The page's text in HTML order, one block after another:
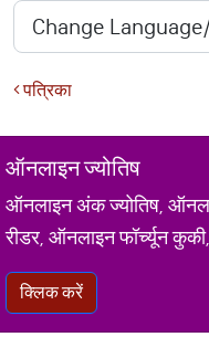
पत्रिका
ऑनलाइन ज्योतिष
ऑनलाइन अंक ज्योतिष,
रीडर, ऑनलाइन फॉर्च्यून
क्लिक करें